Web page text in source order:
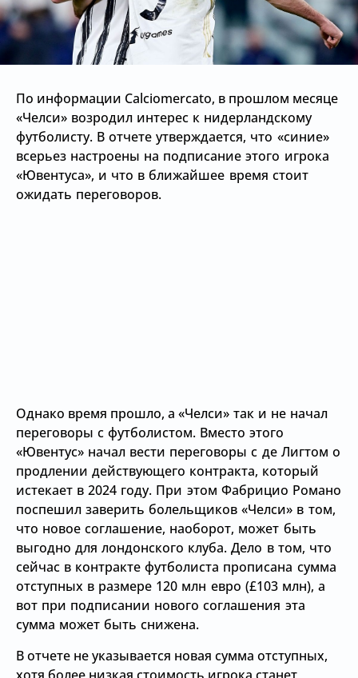
По информации Calciomercato, в прошлом месяце
«Челси» возродил интерес к нидерландскому
футболисту. В отчете утверждается, что «синие»
всерьез настроены на подписание этого игрока
«Ювентуса», и что в ближайшее время стоит
ожидать переговоров.
Однако время прошло, а «Челси» так и не начал
переговоры с футболистом. Вместо этого
«Ювентус» начал вести переговоры с де Лигтом о
продлении действующего контракта, который
истекает в 2024 году. При этом Фабрицио Романо
поспешил заверить болельщиков«Челси» в том,
что новое соглашение, наоборот, может быть
выгодно для лондонского клуба. Дело в том, что
сейчас в контракте футболиста прописана сумма
отступных в размере 120 млн евро (£103 млн), а
вот при подписании нового соглашения эта
сумма может быть снижена.
В отчете не указывается новая сумма отступных,